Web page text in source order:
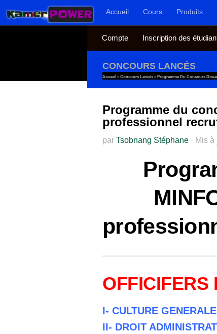
Au dessous du contenuAccueil Cours Produits
Compte Inscription des
CONCOURS LANCÉS
Accueil » Concours Lancés » Programme Du Concours
Programme du
professionnel
par Tsobnang Stéphane · Mis à
OFFICIFERS
I- CULTURE
II- DROIT